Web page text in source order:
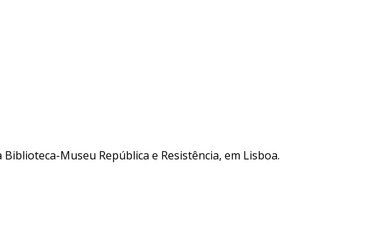
Museu República e Resistência, em Lisboa.